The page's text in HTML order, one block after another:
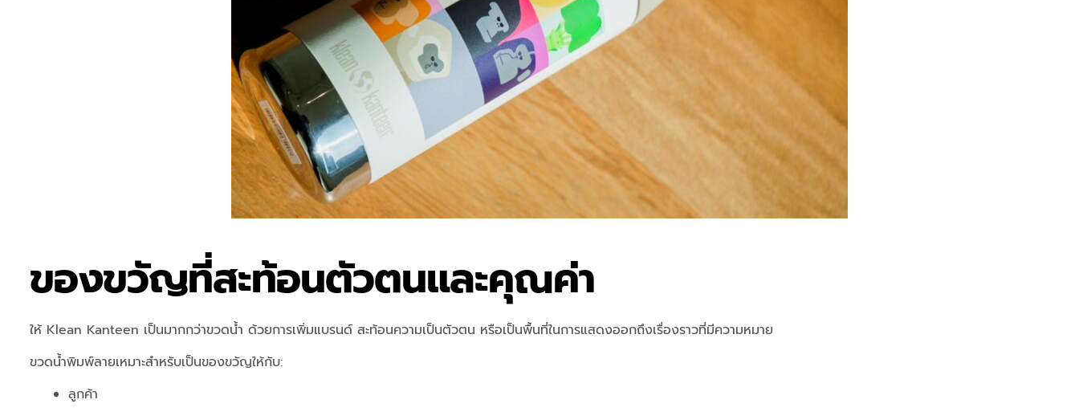
ของขวัญที่สะท้อนตัวตนและคุณค่า
ให้ Klean Kanteen เป็นมากกว่าขวดน้ำ ด้วยการเพิ่มแบรนด์ สะท้อนความเป็นตัวตน หรือเป็นพื้นที่ในการแสดงออกถึงเรื่องราวที่มีความหมาย
ขวดน้ำพิมพ์ลายเหมาะสำหรับเป็นของขวัญให้กับ:
ลูกค้า